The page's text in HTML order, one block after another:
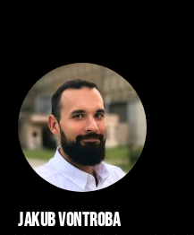
Jakub Vontroba